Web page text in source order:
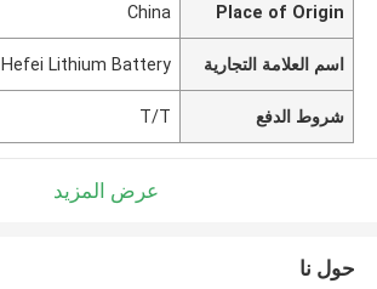
Place of Origin
China
اسم العلامة التجارية Hefei Lithium Battery
شروط الدفع T/T
عرض المزيد
حول نا